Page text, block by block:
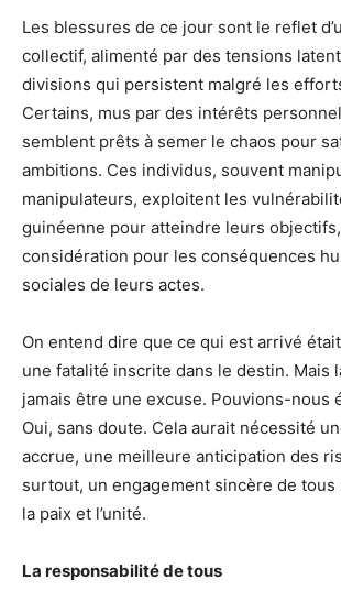
Les blessures de ce jour sont le reflet
collectif, alimenté par des tensions
divisions qui persistent malgré les
Certains, mus par des intérêts
semblent prêts à semer le chaos pour
ambitions. Ces individus, souvent
manipulateurs, exploitent les
guinéenne pour atteindre leurs
considération pour les conséquences
sociales de leurs actes.
On entend dire que ce qui est arrivé
une fatalité inscrite dans le destin. Mais
jamais être une excuse. Pouvions-nous
Oui, sans doute. Cela aurait nécessité
accrue, une meilleure anticipation des
surtout, un engagement sincère de
la paix et l’unité.
La responsabilité de tous